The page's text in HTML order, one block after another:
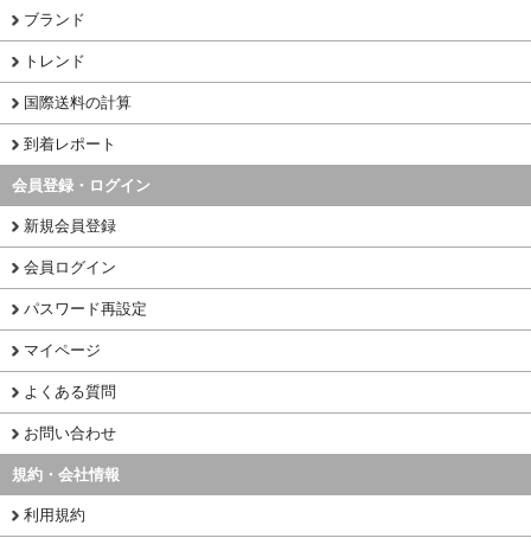
ブランド
トレンド
国際送料の計算
到着レポート
会員登録・ログイン
新規会員登録
会員ログイン
パスワード再設定
マイページ
よくある質問
お問い合わせ
規約・会社情報
利用規約